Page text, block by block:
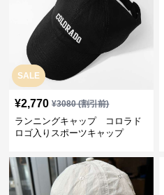
SALE
¥2,770 ¥3080(割引前)
ランニングキャップ コロラド
ロゴ入りスポーツキャップ